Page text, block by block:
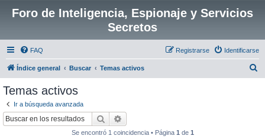
Foro de Inteligencia, Espionaje y Servicios
Secretos
FAQ Identificarse
Registrarse
Índice general Buscar Temas activos
Temas activos
Ir a búsqueda avanzada
Buscar
Se encontró 1 coincidencia • Página 1 de 1